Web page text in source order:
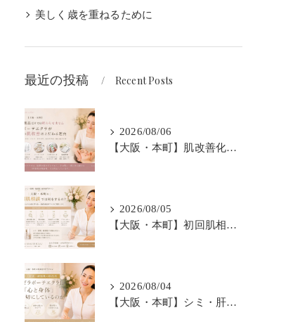
美しく歳を重ねるために
最近の投稿 Recent Posts
2026/08/06
【大阪・本町】肌改善化粧品だけでは終わらせません｜ラボーテエクラが伴走型の肌改善にこだわる理由
2026/08/05
【大阪・本町】初回肌相談では何をするの？｜シミ・肝斑・敏感肌改善専門サロン
2026/08/04
【大阪・本町】シミ・肝斑・敏感肌の肌改善｜なぜラボーテエクラは「心と身体」も大切にしているのか